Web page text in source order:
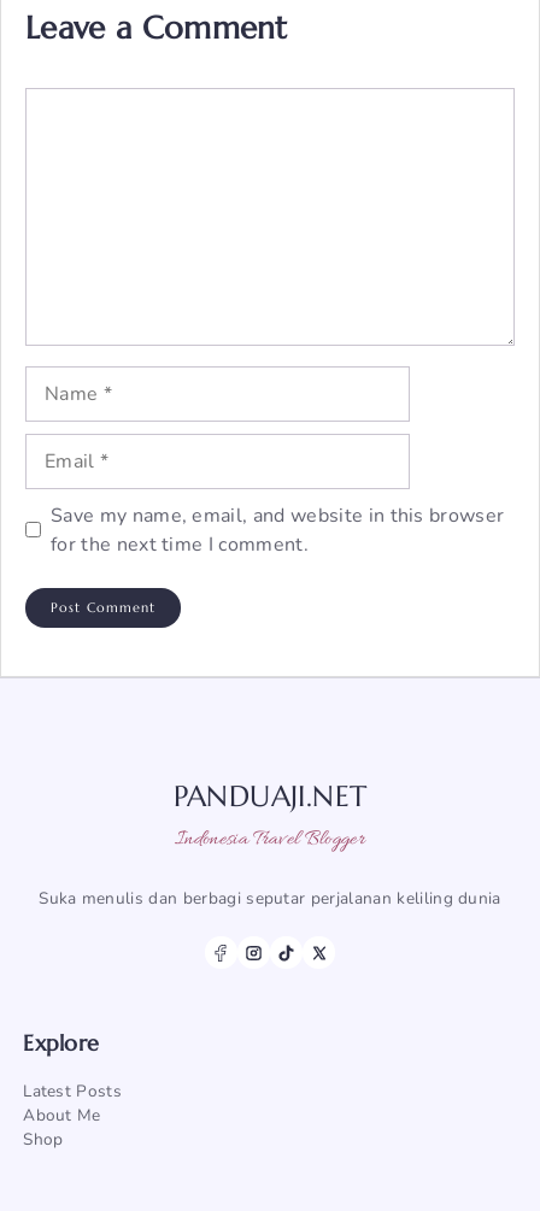
Leave a Comment
Name
Email
Save my name, email, and website in this browser
for the next time I comment.
PANDUAJI.NET
Indonesia Travel Blogger
Suka menulis dan berbagi seputar perjalanan keliling dunia
Explore
Latest Posts
About Me
Shop